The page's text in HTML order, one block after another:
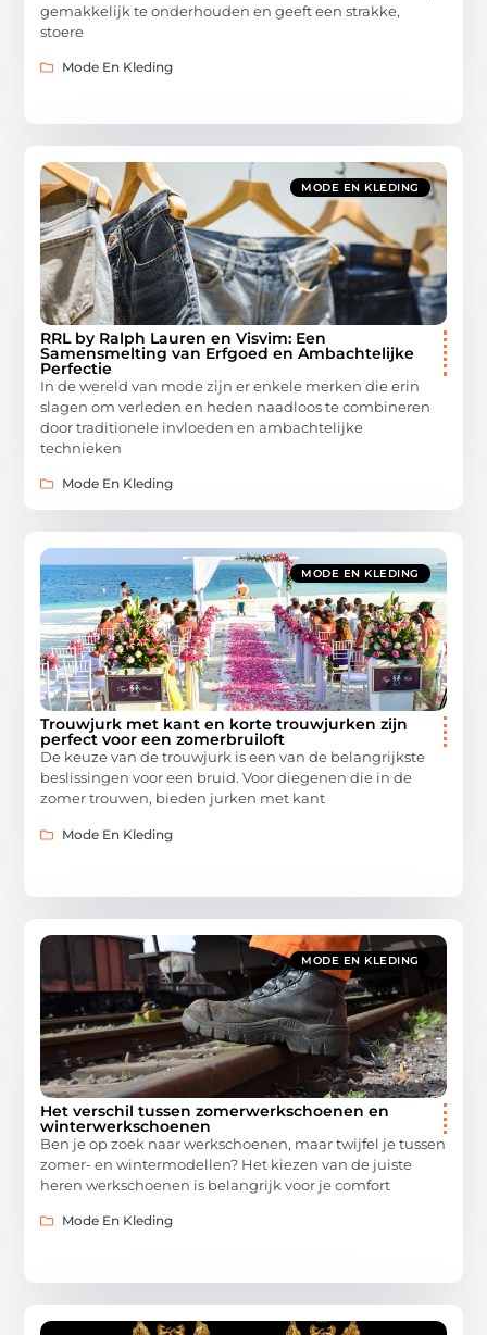
gemakkelijk te onderhouden en geeft een strakke,
stoere
Mode En Kleding
MODE EN KLEDING
RRL by Ralph Lauren en Visvim: Een
Samensmelting van Erfgoed en Ambachtelijke
Perfectie
In de wereld van mode zijn er enkele merken die erin
slagen om verleden en heden naadloos te combineren
door traditionele invloeden en ambachtelijke
technieken
Mode En Kleding
MODE EN KLEDING
Trouwjurk met kant en korte trouwjurken zijn
perfect voor een zomerbruiloft
De keuze van de trouwjurk is een van de belangrijkste
beslissingen voor een bruid. Voor diegenen die in de
zomer trouwen, bieden jurken met kant
Mode En Kleding
MODE EN KLEDING
Het verschil tussen zomerwerkschoenen en
winterwerkschoenen
Ben je op zoek naar werkschoenen, maar twijfel je tussen
zomer- en wintermodellen? Het kiezen van de juiste
heren werkschoenen is belangrijk voor je comfort
Mode En Kleding